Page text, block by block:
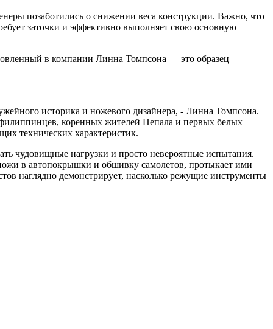
позаботились о снижении веса конструкции. Важно, что
заточки и эффективно выполняет свою основную
в компании Линна Томпсона — это образец
историка и ножевого дизайнера, - Линна Томпсона.
коренных жителей Непала и первых белых
технических характеристик.
чудовищные нагрузки и просто невероятные испытания.
в автопокрышки и обшивку самолетов, протыкает ими
наглядно демонстрирует, насколько режущие инструменты